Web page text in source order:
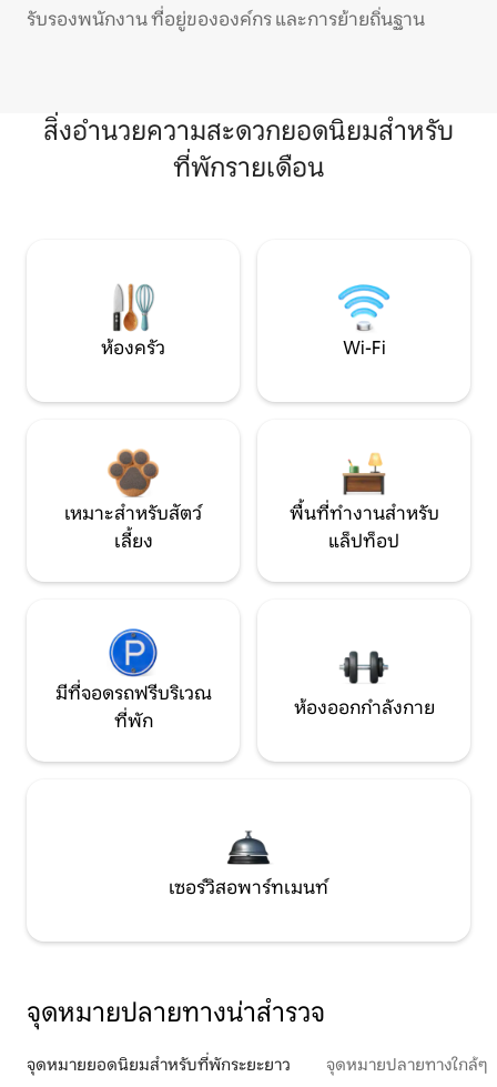
รับรองพนักงาน ที่อยู่ขององค์กร และการย้ายถิ่นฐาน
สิ่งอำนวยความสะดวกยอดนิยมสำหรับ
ที่พักรายเดือน
ห้องครัว Wi-Fi
เหมาะสำหรับสัตว์
เลี้ยง
พื้นที่ทำงานสำหรับ
แล็ปท็อป
มีที่จอดรถฟรีบริเวณ
ที่พัก
ห้องออกกำลังกาย
เซอร์วิสอพาร์ทเมนท์
จุดหมายปลายทางน่าสำรวจ
จุดหมายยอดนิยมสำหรับที่พักระยะยาว จุดหมายปลายทางใกล้ๆ